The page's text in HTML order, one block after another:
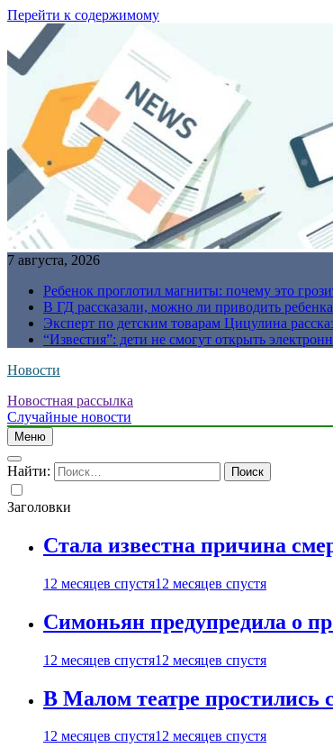
Перейти к содержимому
7 августа, 2026
Ребенок проглотил магниты: почему это
В ГД рассказали, можно ли приводить
Эксперт по детским товарам Цицулина
“Известия”: дети не смогут открыть
Новости
Новостная рассылка
Случайные новости
Меню
Найти:
Заголовки
Стала известна причина
12 месяцев спустя12 месяцев спустя
Симоньян предупредила о
12 месяцев спустя12 месяцев спустя
В Малом театре
12 месяцев спустя12 месяцев спустя